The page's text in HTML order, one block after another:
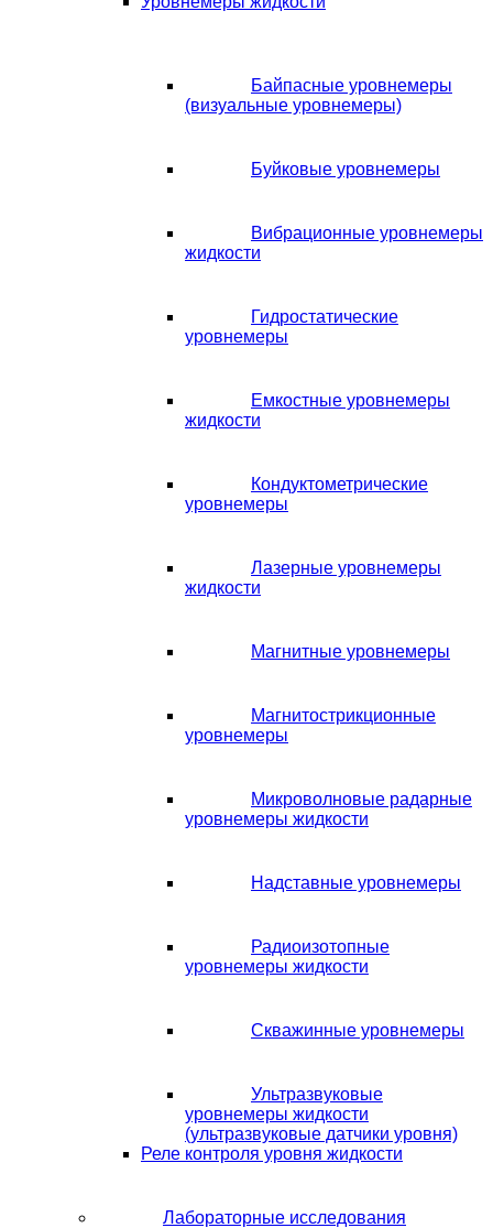
Байпасные уровнемеры
(визуальные уровнемеры)
Буйковые уровнемеры
Вибрационные уровнемеры
жидкости
Гидростатические
уровнемеры
Емкостные уровнемеры
жидкости
Кондуктометрические
уровнемеры
Лазерные уровнемеры
жидкости
Магнитные уровнемеры
Магнитострикционные
уровнемеры
Микроволновые радарные
уровнемеры жидкости
Надставные уровнемеры
Радиоизотопные
уровнемеры жидкости
Скважинные уровнемеры
Ультразвуковые
уровнемеры жидкости
(ультразвуковые датчики уровня)
Реле контроля уровня жидкости
Лабораторные исследования